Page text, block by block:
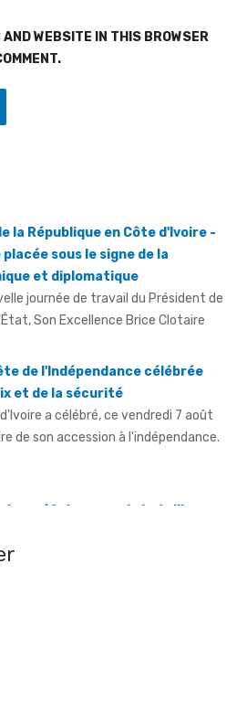
WEBSITE IN THIS BROWSER
la République en Côte d'Ivoire -
journée de travail du Président de
Son Excellence Brice Clotaire
de l'Indépendance célébrée
et de la sécurité
de son accession à l'indépendance.